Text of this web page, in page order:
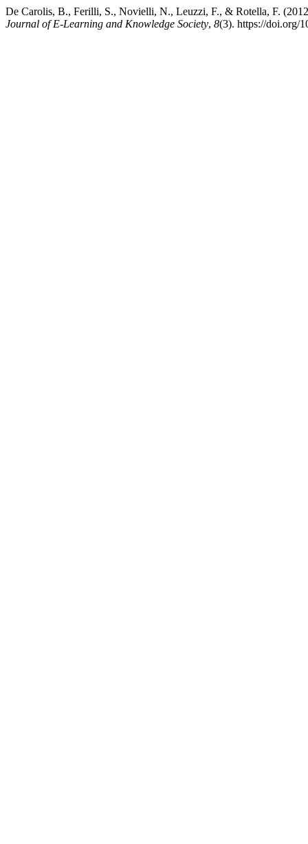
De Carolis, B., Ferilli, S., Novielli, N., Leuzzi, F., & Rotella, F.
Journal of E-Learning and Knowledge Society, 8(3). https://doi.org/